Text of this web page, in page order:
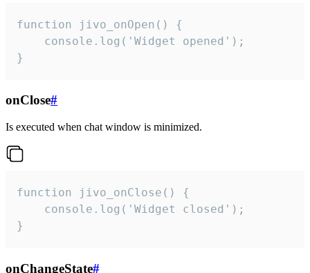
function jivo_onOpen() {
    console.log('Widget opened');
}
onClose#
Is executed when chat window is minimized.
function jivo_onClose() {
    console.log('Widget closed');
}
onChangeState#